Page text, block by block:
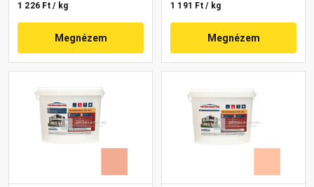
1 226 Ft / kg
Megnézem
1 191 Ft / kg
Megnézem